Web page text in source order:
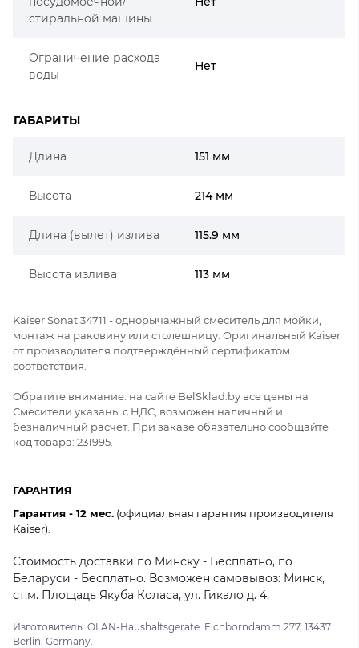
стиральной машины
Ограничение расхода
воды
Нет
ГАБАРИТЫ
Длина 151 мм
Высота 214 мм
Длина (вылет) излива 115.9 мм
Высота излива 113 мм
Kaiser Sonat 34711 - однорычажный смеситель для мойки,
монтаж на раковину или столешницу. Оригинальный Kaiser
от производителя подтверждённый сертификатом
соответствия.
Обратите внимание: на сайте BelSklad.by все цены на
Смесители указаны с НДС, возможен наличный и
безналичный расчет. При заказе обязательно сообщайте
код товара: 231995.
ГАРАНТИЯ
Гарантия - 12 мес. (официальная гарантия производителя
Kaiser).
Стоимость доставки по Минску - Бесплатно, по
Беларуси - Бесплатно. Возможен самовывоз: Минск,
ст.м. Площадь Якуба Коласа, ул. Гикало д. 4.
Изготовитель: OLAN-Haushaltsgerate. Eichborndamm 277, 13437
Berlin, Germany.